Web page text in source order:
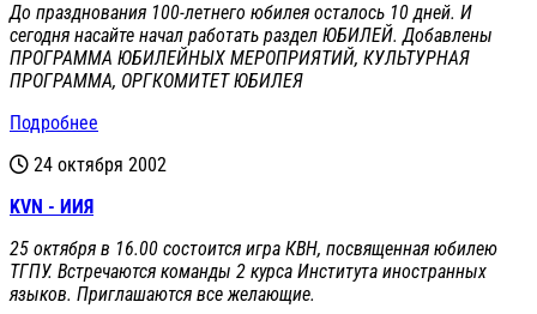
До празднования 100-летнего юбилея осталось 10 дней. И
сегодня насайте начал работать раздел ЮБИЛЕЙ. Добавлены
ПРОГРАММА ЮБИЛЕЙНЫХ МЕРОПРИЯТИЙ, КУЛЬТУРНАЯ
ПРОГРАММА, ОРГКОМИТЕТ ЮБИЛЕЯ
Подробнее
24 октября 2002
KVN - ИИЯ
25 октября в 16.00 состоится игра КВН, посвященная юбилею
ТГПУ. Встречаются команды 2 курса Института иностранных
языков. Приглашаются все желающие.